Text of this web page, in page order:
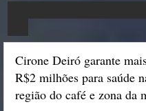
Cirone Deiró garante
R$2 milhões para saúde
região do café e zona da